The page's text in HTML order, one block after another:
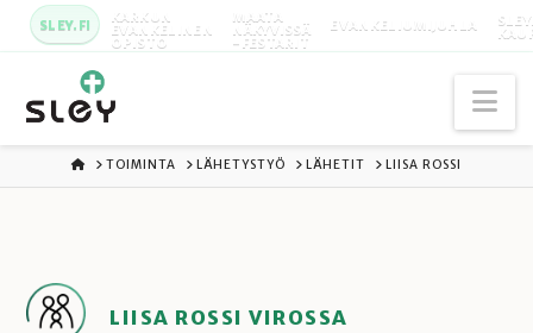
SLEY.FI KARKUN
EVANKELINEN
OPISTO
MAATA
NÄKYVISSÄ
-FESTARIT
EVANKELIUMIJUHLA
ETUSIVU
TOIMINTA LÄHETYSTYÖ LÄHETIT LIISA ROSSI
LIISA ROSSI VIROSSA